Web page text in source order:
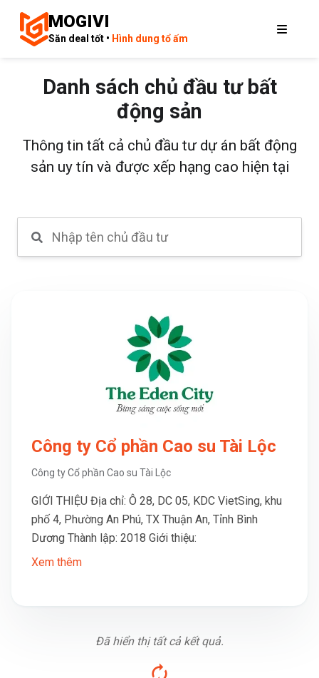
MOGIVI
Săn deal tốt • Hình dung tổ ấm
Danh sách chủ đầu tư bất
động sản
Thông tin tất cả chủ đầu tư dự án bất động
sản uy tín và được xếp hạng cao hiện tại
Công ty Cổ phần Cao su Tài Lộc
Công ty Cổ phần Cao su Tài Lộc
GIỚI THIỆU Địa chỉ: Ô 28, DC 05, KDC VietSing, khu
phố 4, Phường An Phú, TX Thuận An, Tỉnh Bình
Dương Thành lập: 2018 Giới thiệu:
Xem thêm
Đã hiển thị tất cả kết quả.